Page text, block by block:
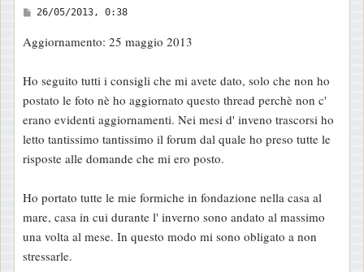
M
s
a
g
g
i
o
26/05/2013, 0:38
Aggiornamento: 25 maggio 2013
Ho seguito tutti i consigli che mi avete dato, solo che non ho
postato le foto nè ho aggiornato questo thread perchè non c'
erano evidenti aggiornamenti. Nei mesi d' inveno trascorsi ho
letto tantissimo tantissimo il forum dal quale ho preso tutte le
risposte alle domande che mi ero posto.
Ho portato tutte le mie formiche in fondazione nella casa al
mare, casa in cui durante l' inverno sono andato al massimo
una volta al mese. In questo modo mi sono obligato a non
stressarle.